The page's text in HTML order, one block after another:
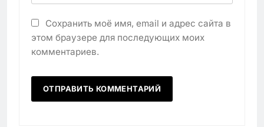
Сохранить моё имя, email и адрес сайта в
этом браузере для последующих моих
комментариев.